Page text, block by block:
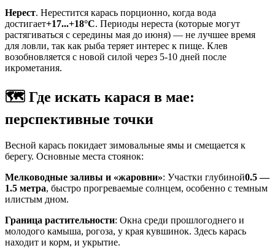
Нерест. Нерестится карась порционно, когда вода
достигает+17...+18°C. Периоды нереста (которые могут
растягиваться с середины мая до июня) — не лучшее время
для ловли, так как рыба теряет интерес к пище. Клев
возобновляется с новой силой через 5-10 дней после
икрометания.
🗺️ Где искать карася в мае:
перспективные точки
Весной карась покидает зимовальные ямы и смещается к
берегу. Основные места стоянок:
Мелководные заливы и «жаровни»: Участки глубиной0.5 —
1.5 метра, быстро прогреваемые солнцем, особенно с темным
илистым дном.
Граница растительности: Окна среди прошлогоднего и
молодого камыша, рогоза, у края кувшинок. Здесь карась
находит и корм, и укрытие.